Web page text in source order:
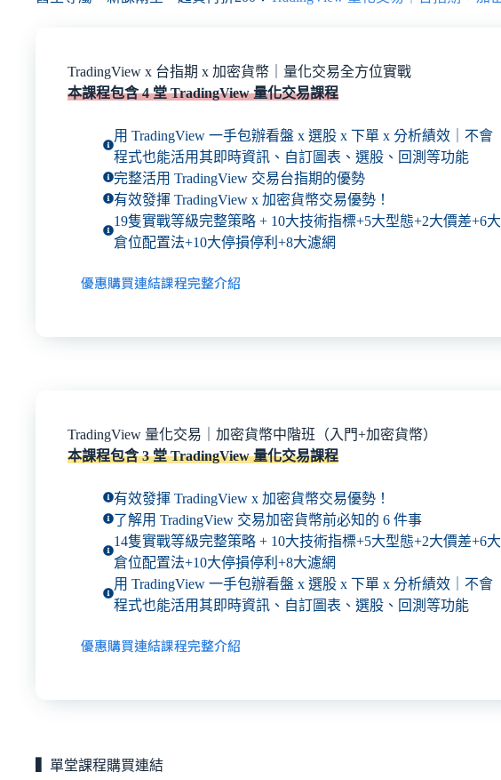
TradingView x 台指期 x 加密貨幣｜量化交易全方位實戰
本課程包含 4 堂 TradingView 量化交易課程
用 TradingView 一手包辦看盤 x 選股 x 下單 x 分析績效｜不會
程式也能活用其即時資訊、自訂圖表、選股、回測等功能
完整活用 TradingView 交易台指期的優勢
有效發揮 TradingView x 加密貨幣交易優勢！
19隻實戰等級完整策略 + 10大技術指標+5大型態+2大價差+6大
倉位配置法+10大停損停利+8大濾網
優惠購買連結課程完整介紹
TradingView 量化交易｜加密貨幣中階班（入門+加密貨幣）
本課程包含 3 堂 TradingView 量化交易課程
有效發揮 TradingView x 加密貨幣交易優勢！
了解用 TradingView 交易加密貨幣前必知的 6 件事
14隻實戰等級完整策略 + 10大技術指標+5大型態+2大價差+6大
倉位配置法+10大停損停利+8大濾網
用 TradingView 一手包辦看盤 x 選股 x 下單 x 分析績效｜不會
程式也能活用其即時資訊、自訂圖表、選股、回測等功能
優惠購買連結課程完整介紹
單堂課程購買連結